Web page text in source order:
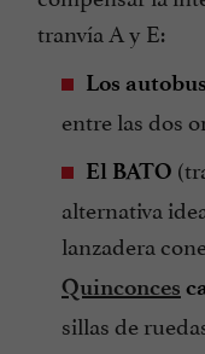
tranvía A y E:
Los
entre las dos
El BATO
alternativa
lanzadera
Quinconces
sillas de